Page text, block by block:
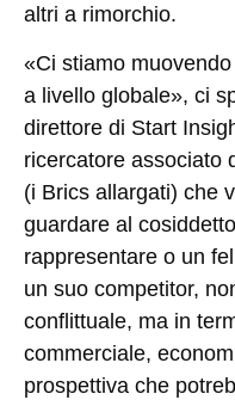
altri a rimorchio.
«Ci stiamo
a livello globale», ci
direttore di Start
ricercatore associato
(i Brics allargati) che
guardare al
rappresentare o un
un suo competitor,
conflittuale, ma in
commerciale,
prospettiva che